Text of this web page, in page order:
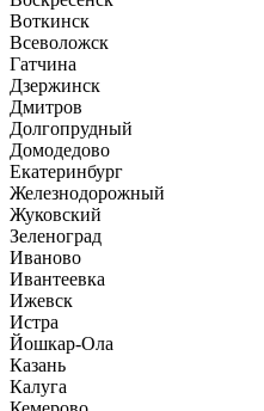
Воткинск
Всеволожск
Гатчина
Дзержинск
Дмитров
Долгопрудный
Домодедово
Екатеринбург
Железнодорожный
Жуковский
Зеленоград
Иваново
Ивантеевка
Ижевск
Истра
Йошкар-Ола
Казань
Калуга